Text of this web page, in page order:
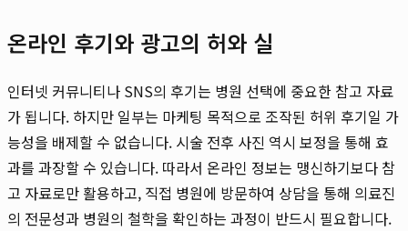
온라인 후기와 광고의 허와 실
인터넷 커뮤니티나 SNS의 후기는 병원 선택에 중요한 참고 자료
가 됩니다. 하지만 일부는 마케팅 목적으로 조작된 허위 후기일 가
능성을 배제할 수 없습니다. 시술 전후 사진 역시 보정을 통해 효
과를 과장할 수 있습니다. 따라서 온라인 정보는 맹신하기보다 참
고 자료로만 활용하고, 직접 병원에 방문하여 상담을 통해 의료진
의 전문성과 병원의 철학을 확인하는 과정이 반드시 필요합니다.